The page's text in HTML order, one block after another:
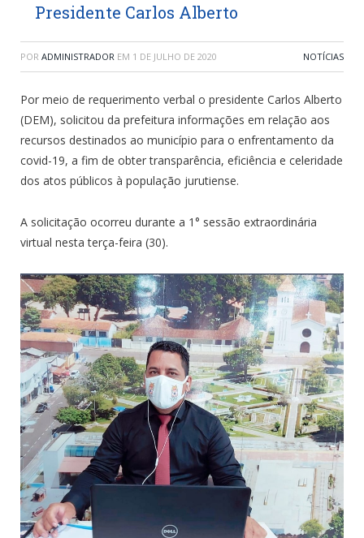
Presidente Carlos Alberto
POR ADMINISTRADOR EM 1 DE JULHO DE 2020 NOTÍCIAS
Por meio de requerimento verbal o presidente Carlos Alberto
(DEM), solicitou da prefeitura informações em relação aos
recursos destinados ao município para o enfrentamento da
covid-19, a fim de obter transparência, eficiência e celeridade
dos atos públicos à população jurutiense.
A solicitação ocorreu durante a 1° sessão extraordinária
virtual nesta terça-feira (30).